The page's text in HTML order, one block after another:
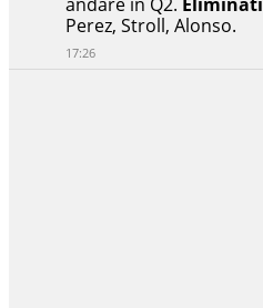
Perez, Stroll, Alonso.
17:26